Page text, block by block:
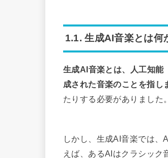
1.1. 生成AI音楽とは何
生成AI音楽とは、人工知能
成された音楽のことを指し
たりする必要がありました。
しかし、生成AI音楽では、
えば、あるAIはクラシック